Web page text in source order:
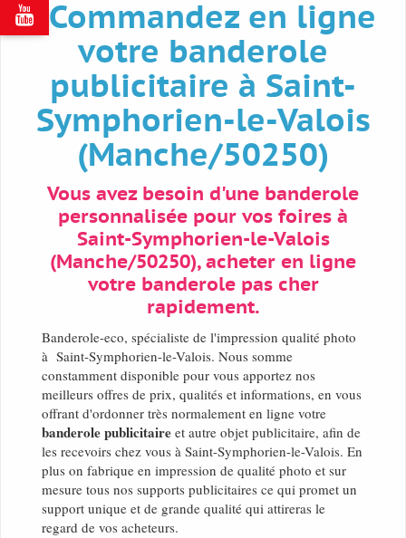

Commandez en ligne
votre banderole
publicitaire à Saint-
Symphorien-le-Valois
(Manche/50250)
Vous avez besoin d'une banderole
personnalisée pour vos foires à
Saint-Symphorien-le-Valois
(Manche/50250), acheter en ligne
votre banderole pas cher
rapidement.
Banderole-eco, spécialiste de l'impression qualité photo
à Saint-Symphorien-le-Valois. Nous somme
constamment disponible pour vous apportez nos
meilleurs offres de prix, qualités et informations, en vous
offrant d'ordonner très normalement en ligne votre
banderole publicitaire et autre objet publicitaire, afin de
les recevoirs chez vous à Saint-Symphorien-le-Valois. En
plus on fabrique en impression de qualité photo et sur
mesure tous nos supports publicitaires ce qui promet un
support unique et de grande qualité qui attireras le
regard de vos acheteurs.